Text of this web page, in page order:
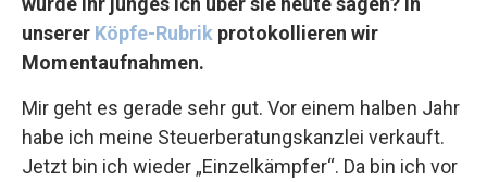
unserer Köpfe-Rubrik protokollieren wir
Momentaufnahmen.
Mir geht es gerade sehr gut. Vor einem halben Jahr
habe ich meine Steuerberatungskanzlei verkauft.
Jetzt bin ich wieder „Einzelkämpfer“. Da bin ich vor